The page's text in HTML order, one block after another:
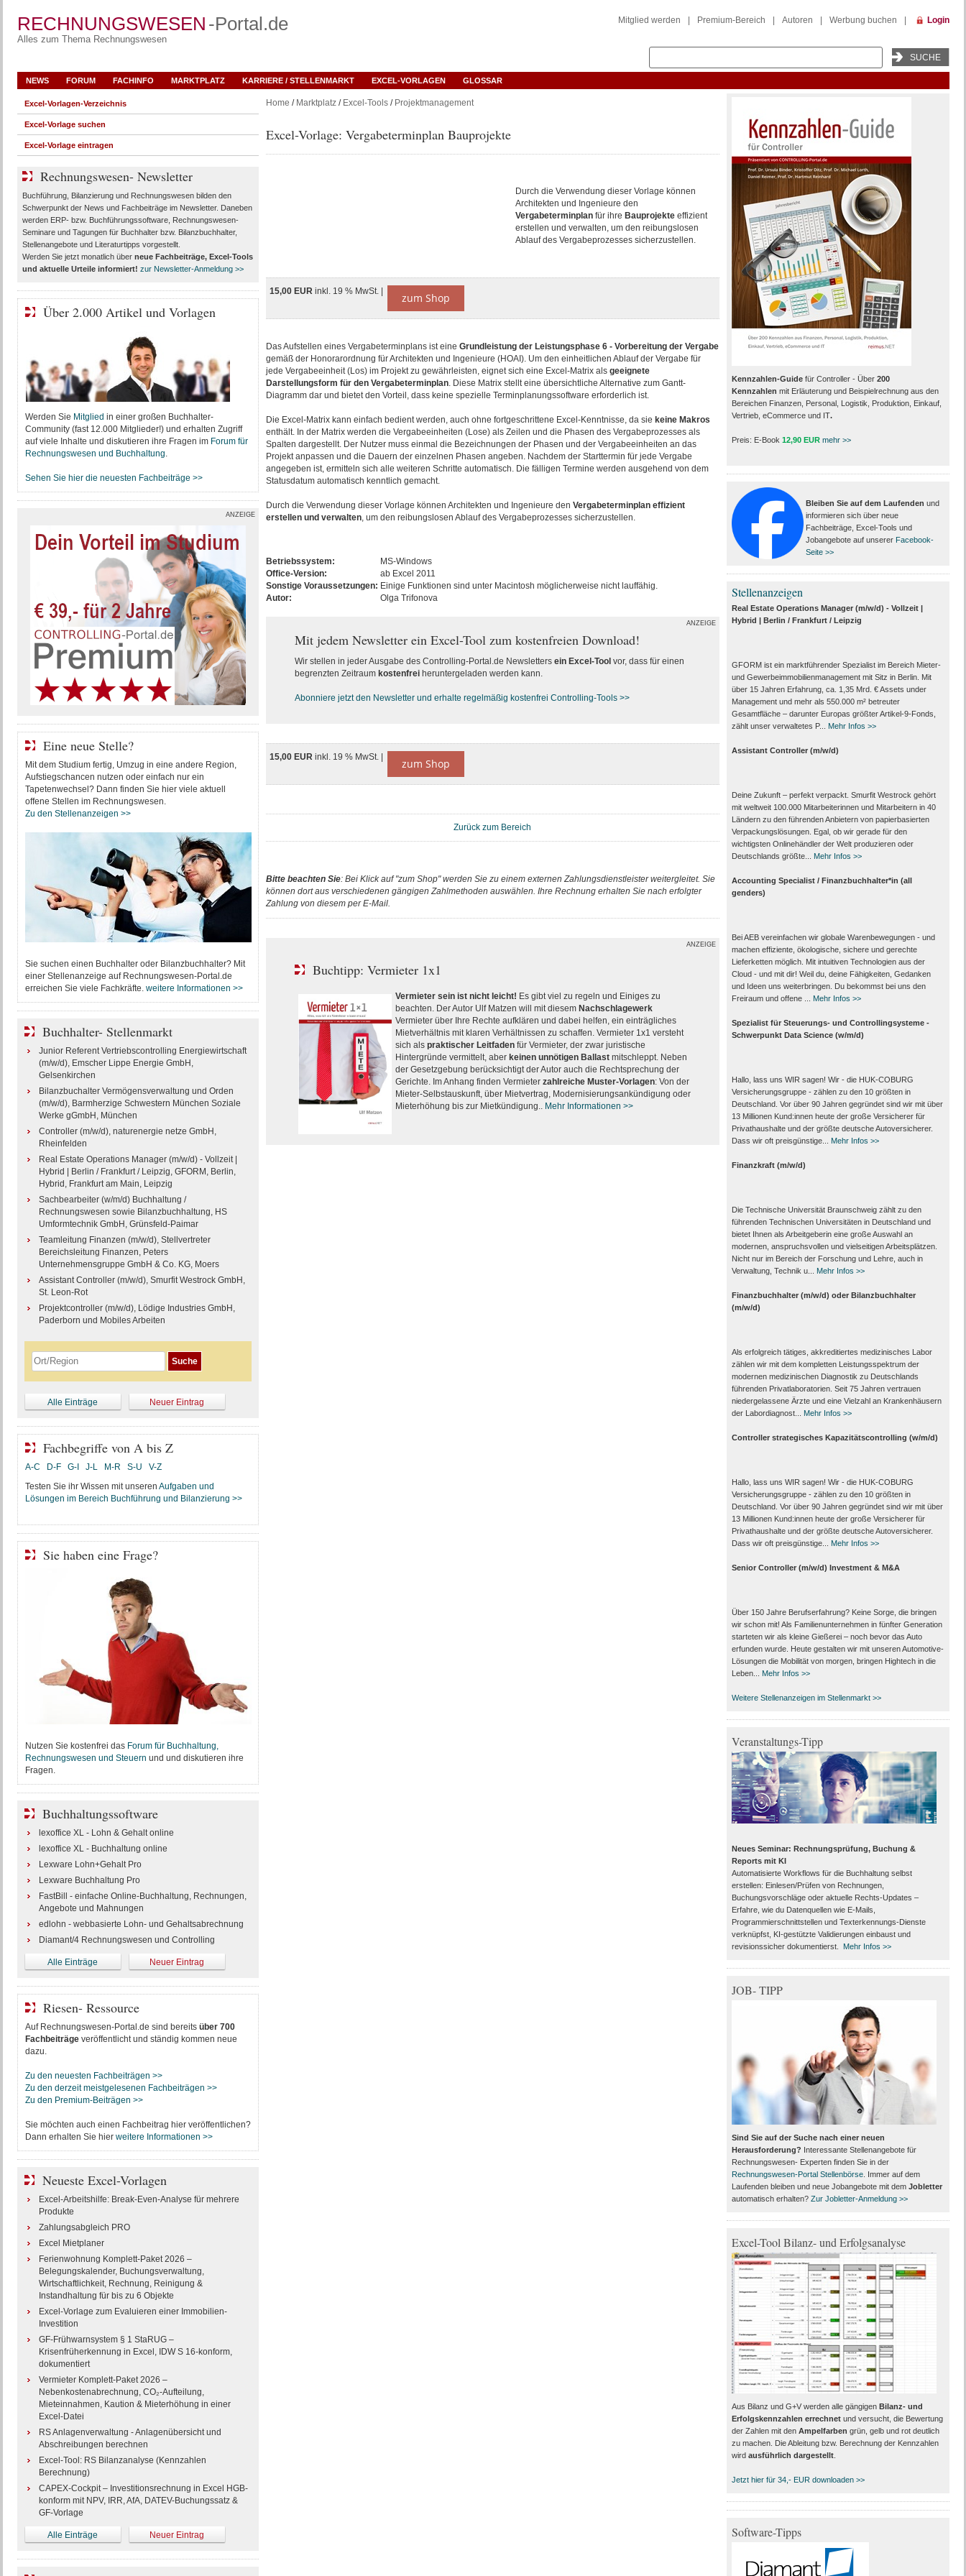
RECHNUNGSWESEN -Portal.de
Alles zum Thema Rechnungswesen
Mitglied werden Premium-Bereich Autoren Werbung buchen Login
NEWS FORUM FACHINFO MARKTPLATZ KARRIERE / STELLENMARKT EXCEL-VORLAGEN GLOSSAR
Home / Marktplatz/ Excel-Tools/ Projektmanagement
Excel-Vorlage: Vergabeterminplan Bauprojekte
Durch die Verwendung dieser Vorlage können
Architekten und Ingenieure den
Vergabeterminplan für ihre Bauprojekte effizient
erstellen und verwalten, um den reibungslosen
Ablauf des Vergabeprozesses sicherzustellen.
15,00 EUR inkl. 19 % MwSt. | zum Shop
Das Aufstellen eines Vergabeterminplans ist eine Grundleistung der Leistungsphase 6 - Vorbereitung der Vergabe
gemäß der Honorarordnung für Architekten und Ingenieure (HOAI). Um den einheitlichen Ablauf der Vergabe für
jede Vergabeeinheit (Los) im Projekt zu gewährleisten, eignet sich eine Excel-Matrix als geeignete
Darstellungsform für den Vergabeterminplan. Diese Matrix stellt eine übersichtliche Alternative zum Gantt-
Diagramm dar und bietet den Vorteil, dass keine spezielle Terminplanungssoftware erforderlich ist.
Die Excel-Matrix kann einfach bedient werden, auch ohne fortgeschrittene Excel-Kenntnisse, da sie keine Makros
enthält. In der Matrix werden die Vergabeeinheiten (Lose) als Zeilen und die Phasen des Vergabeprozesses als
Spalten dargestellt. Der Nutzer muss einmal die Bezeichnungen der Phasen und der Vergabeeinheiten an das
Projekt anpassen und die Dauern der einzelnen Phasen angeben. Nachdem der Starttermin für jede Vergabe
angegeben ist, ermitteln sich alle weiteren Schritte automatisch. Die fälligen Termine werden ausgehend von dem
Statusdatum automatisch kenntlich gemacht.
Durch die Verwendung dieser Vorlage können Architekten und Ingenieure den Vergabeterminplan effizient
erstellen und verwalten, um den reibungslosen Ablauf des Vergabeprozesses sicherzustellen.
Betriebssystem:
MS-Windows
Office-Version:
ab Excel 2011
Sonstige Voraussetzungen: Einige Funktionen sind unter Macintosh möglicherweise nicht lauffähig.
Autor:
Olga Trifonova
ANZEIGE
Mit jedem Newsletter ein Excel-Tool zum kostenfreien Download!
Wir stellen in jeder Ausgabe des Controlling-Portal.de Newsletters ein Excel-Tool vor, dass für einen
begrenzten Zeitraum kostenfreiheruntergeladen werden kann.
Abonniere jetzt den Newsletter und erhalte regelmäßig kostenfrei Controlling-Tools >>
15,00 EUR inkl. 19 % MwSt. | zum Shop
Zurück zum Bereich
Bitte beachten Sie: Bei Klick auf "zum Shop" werden Sie zu einem externen Zahlungsdienstleister weitergleitet. Sie
können dort aus verschiedenen gängigen Zahlmethoden auswählen. Ihre Rechnung erhalten Sie nach erfolgter
Zahlung von diesem per E-Mail.
ANZEIGE
Buchtipp: Vermieter 1x1
Vermieter sein ist nicht leicht! Es gibt viel zu regeln und Einiges zu
beachten. Der Autor Ulf Matzen will mit diesem Nachschlagewerk
Vermieter über Ihre Rechte aufklären und dabei helfen, ein einträgliches
Mietverhältnis mit klaren Verhältnissen zu schaffen. Vermieter 1x1 versteht
sich als praktischer Leitfadenfür Vermieter, der zwar juristische
Hintergründe vermittelt, aber keinen unnötigen Ballastmitschleppt. Neben
der Gesetzgebung berücksichtigt der Autor auch die Rechtsprechung der
Gerichte. Im Anhang finden Vermieter zahlreiche Muster-Vorlagen: Von der
Mieter-Selbstauskunft, über Mietvertrag, Modernisierungsankündigung oder
Mieterhöhung bis zur Mietkündigung.. Mehr Informationen >>
Excel-Vorlagen-Verzeichnis
Excel-Vorlage suchen
Excel-Vorlage eintragen
Rechnungswesen- Newsletter
Buchführung, Bilanzierung und Rechnungswesen bilden den
Schwerpunkt der News und Fachbeiträge im Newsletter. Daneben
werden ERP- bzw. Buchführungssoftware, Rechnungswesen-
Seminare und Tagungen für Buchhalter bzw. Bilanzbuchhalter,
Stellenangebote und Literaturtipps vorgestellt.
Werden Sie jetzt monatlich über neue Fachbeiträge, Excel-Tools
und aktuelle Urteileinformiert! zur Newsletter-Anmeldung >>
Über 2.000 Artikel und Vorlagen
Werden Sie Mitglied in einer großen Buchhalter-
Community (fast 12.000 Mitglieder!) und erhalten Zugriff
auf viele Inhalte und diskutieren ihre Fragen im Forum für
Rechnungswesen und Buchhaltung.
Sehen Sie hier die neuesten Fachbeiträge >>
ANZEIGE
Eine neue Stelle?
Mit dem Studium fertig, Umzug in eine andere Region,
Aufstiegschancen nutzen oder einfach nur ein
Tapetenwechsel? Dann finden Sie hier viele aktuell
offene Stellen im Rechnungswesen.
Zu den Stellenanzeigen >>
Sie suchen einen Buchhalter oder Bilanzbuchhalter? Mit
einer Stellenanzeige auf Rechnungswesen-Portal.de
erreichen Sie viele Fachkräfte. weitere Informationen >>
Buchhalter- Stellenmarkt
Junior Referent Vertriebscontrolling Energiewirtschaft
(m/w/d), Emscher Lippe Energie GmbH,
Gelsenkirchen
Bilanzbuchalter Vermögensverwaltung und Orden
(m/w/d), Barmherzige Schwestern München Soziale
Werke gGmbH, München
Controller (m/w/d), naturenergie netze GmbH,
Rheinfelden
Real Estate Operations Manager (m/w/d) - Vollzeit |
Hybrid | Berlin / Frankfurt / Leipzig, GFORM, Berlin,
Hybrid, Frankfurt am Main, Leipzig
Sachbearbeiter (w/m/d) Buchhaltung /
Rechnungswesen sowie Bilanzbuchhaltung, HS
Umformtechnik GmbH, Grünsfeld-Paimar
Teamleitung Finanzen (m/w/d), Stellvertreter
Bereichsleitung Finanzen, Peters
Unternehmensgruppe GmbH & Co. KG, Moers
Assistant Controller (m/w/d), Smurfit Westrock GmbH,
St. Leon-Rot
Projektcontroller (m/w/d), Lödige Industries GmbH,
Paderborn und Mobiles Arbeiten
Alle Einträge Neuer Eintrag
Fachbegriffe von A bis Z
A-C D-F G-I J-L M-R S-U
V-Z
Testen Sie ihr Wissen mit unseren Aufgaben und
Lösungen im Bereich Buchführung und Bilanzierung >>
Sie haben eine Frage?
Nutzen Sie kostenfrei das Forum für Buchhaltung,
Rechnungswesen und Steuern und und diskutieren ihre
Fragen.
Buchhaltungssoftware
lexoffice XL - Lohn & Gehalt online
lexoffice XL - Buchhaltung online
Lexware Lohn+Gehalt Pro
Lexware Buchhaltung Pro
FastBill - einfache Online-Buchhaltung, Rechnungen,
Angebote und Mahnungen
edlohn - webbasierte Lohn- und Gehaltsabrechnung
Diamant/4 Rechnungswesen und Controlling
Alle Einträge Neuer Eintrag
Riesen- Ressource
Auf Rechnungswesen-Portal.de sind bereits über 700
Fachbeiträgeveröffentlicht und ständig kommen neue
dazu.
Zu den neuesten Fachbeiträgen >>
Zu den derzeit meistgelesenen Fachbeiträgen >>
Zu den Premium-Beiträgen >>
Sie möchten auch einen Fachbeitrag hier veröffentlichen?
Dann erhalten Sie hier weitere Informationen >>
Neueste Excel-Vorlagen
Excel-Arbeitshilfe: Break-Even-Analyse für mehrere
Produkte
Zahlungsabgleich PRO
Excel Mietplaner
Ferienwohnung Komplett-Paket 2026 –
Belegungskalender, Buchungsverwaltung,
Wirtschaftlichkeit, Rechnung, Reinigung &
Instandhaltung für bis zu 6 Objekte
Excel-Vorlage zum Evaluieren einer Immobilien-
Investition
GF-Frühwarnsystem § 1 StaRUG –
Krisenfrüherkennung in Excel, IDW S 16-konform,
dokumentiert
Vermieter Komplett-Paket 2026 –
Nebenkostenabrechnung, CO₂-Aufteilung,
Mieteinnahmen, Kaution & Mieterhöhung in einer
Excel-Datei
RS Anlagenverwaltung - Anlagenübersicht und
Abschreibungen berechnen
Excel-Tool: RS Bilanzanalyse (Kennzahlen
Berechnung)
CAPEX-Cockpit – Investitionsrechnung in Excel HGB-
konform mit NPV, IRR, AfA, DATEV-Buchungssatz &
GF-Vorlage
Alle Einträge Neuer Eintrag
Kennzahlen-Guidefür Controller - Über 200
Kennzahlen mit Erläuterung und Beispielrechnung aus den
Bereichen Finanzen, Personal, Logistik, Produktion, Einkauf,
Vertrieb, eCommerce und IT.
Preis: E-Book 12,90 EUR mehr >>
Bleiben Sie auf dem Laufenden und
informieren sich über neue
Fachbeiträge, Excel-Tools und
Jobangebote auf unserer Facebook-
Seite >>
Stellenanzeigen
Real Estate Operations Manager (m/w/d) - Vollzeit |
Hybrid | Berlin / Frankfurt / Leipzig
GFORM ist ein marktführender Spezialist im Bereich Mieter-
und Gewerbeimmobilienmanagement mit Sitz in Berlin. Mit
über 15 Jahren Erfahrung, ca. 1,35 Mrd. € Assets under
Management und mehr als 550.000 m² betreuter
Gesamtfläche – darunter Europas größter Artikel-9-Fonds,
zählt unser verwaltetes P...
Mehr Infos >>
Assistant Controller (m/w/d)
Deine Zukunft – perfekt verpackt. Smurfit Westrock gehört
mit weltweit 100.000 Mitarbeiter­innen und Mitarbeitern in 40
Ländern zu den führenden Anbietern von papier­basierten
Verpackungs­lösungen. Egal, ob wir gerade für den
wichtigsten Onlinehändler der Welt produzieren oder
Deutschlands größte...
Mehr Infos >>
Accounting Specialist / Finanzbuchhalter*in (all
genders)
Bei AEB vereinfachen wir globale Warenbewegungen - und
machen effiziente, ökologische, sichere und gerechte
Lieferketten möglich. Mit intuitiven Technologien aus der
Cloud - und mit dir! Weil du, deine Fähigkeiten, Gedanken
und Ideen uns weiterbringen. Du bekommst bei uns den
Freiraum und offene ...
Mehr Infos >>
Spezialist für Steuerungs- und Controllingsysteme -
Schwerpunkt Data Science (w/m/d)
Hallo, lass uns WIR sagen! Wir - die HUK-COBURG
Versicherungsgruppe - zählen zu den 10 größten in
Deutschland. Vor über 90 Jahren gegründet sind wir mit über
13 Millionen Kund:innen heute der große Versicherer für
Privathaushalte und der größte deutsche Autoversicherer.
Dass wir oft preisgünstige...
Mehr Infos >>
Finanzkraft (m/w/d)
Die Technische Universität Braunschweig zählt zu den
führenden Technischen Universitäten in Deutschland und
bietet Ihnen als Arbeit­geberin eine große Auswahl an
modernen, anspruchsvollen und vielseitigen Arbeits­plätzen.
Nicht nur im Bereich der Forschung und Lehre, auch in
Verwaltung, Technik u...
Mehr Infos >>
Finanzbuchhalter (m/w/d) oder Bilanzbuchhalter
(m/w/d)
Als erfolgreich tätiges, akkreditiertes medizinisches Labor
zählen wir mit dem kompletten Leistungs­spektrum der
modernen medizinischen Diagnostik zu Deutschlands
führenden Privat­laboratorien. Seit 75 Jahren vertrauen
nieder­gelassene Ärzte und eine Vielzahl an Kranken­häusern
der Labor­diagnost...
Mehr Infos >>
Controller strategisches Kapazitätscontrolling (w/m/d)
Hallo, lass uns WIR sagen! Wir - die HUK-COBURG
Versicherungsgruppe - zählen zu den 10 größten in
Deutschland. Vor über 90 Jahren gegründet sind wir mit über
13 Millionen Kund:innen heute der große Versicherer für
Privathaushalte und der größte deutsche Autoversicherer.
Dass wir oft preisgünstige...
Mehr Infos >>
Senior Controller (m/w/d) Investment & M&A
Über 150 Jahre Berufserfahrung? Keine Sorge, die bringen
wir schon mit! Als Familienunternehmen in fünfter Generation
starteten wir als kleine Gießerei – noch bevor das Auto
erfunden wurde. Heute gestalten wir mit unseren Automotive-
Lösungen die Mobilität von morgen, bringen Hightech in die
Leben...
Mehr Infos >>
Weitere Stellenanzeigen im Stellenmarkt >>
Veranstaltungs-Tipp
Neues Seminar: Rechnungsprüfung, Buchung &
Reports mit KI
Automatisierte Workflows für die Buchhaltung selbst
erstellen: Einlesen/Prüfen von Rechnungen,
Buchungsvorschläge oder aktuelle Rechts-Updates –
Erfahre, wie du Datenquellen wie E-Mails,
Programmierschnittstellen und Texterkennungs-Dienste
verknüpfst, KI-gestützte Validierungen einbaust und
revisionssicher dokumentierst.
Mehr Infos >>
JOB- TIPP
Sind Sie auf der Suche nach einer neuen
Herausforderung? Interessante Stellenangebote für
Rechnungswesen- Experten finden Sie in der
Rechnungswesen-Portal Stellenbörse. Immer auf dem
Laufenden bleiben und neue Jobangebote mit dem Jobletter
automatisch erhalten? Zur Jobletter-Anmeldung >>
Excel-Tool Bilanz- und Erfolgsanalyse
Aus Bilanz und G+V werden alle gängigen Bilanz- und
Erfolgskennzahlen errechnetund versucht, die Bewertung
der Zahlen mit den Ampelfarben grün, gelb und rot deutlich
zu machen. Die Ableitung bzw. Berechnung der Kennzahlen
wird ausführlich dargestellt.
Jetzt hier für 34,- EUR downloaden >>
Software-Tipps